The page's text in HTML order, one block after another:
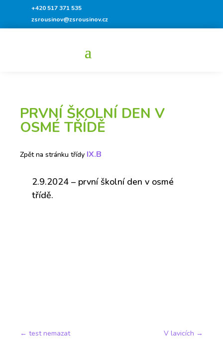
+420 517 371 535
zsrousinov@zsrousinov.cz
PRVNÍ ŠKOLNÍ DEN V
OSMÉ TŘÍDĚ
Zpět na stránku třídy IX.B
2.9.2024 – první školní den v osmé
třídě.
← test nemazat V lavicích →